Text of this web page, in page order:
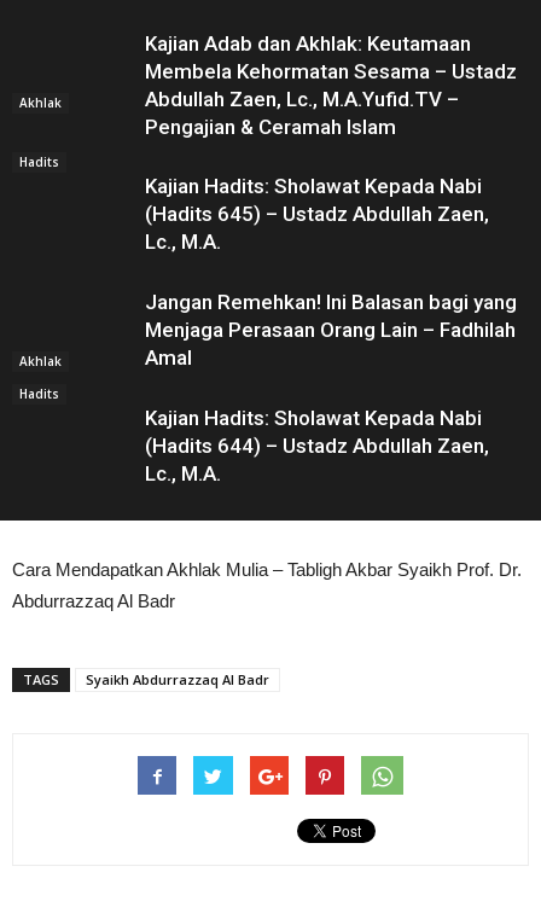
Akhlak
Kajian Adab dan Akhlak: Keutamaan
Membela Kehormatan Sesama – Ustadz
Abdullah Zaen, Lc., M.A.Yufid.TV –
Pengajian & Ceramah Islam
Hadits
Kajian Hadits: Sholawat Kepada Nabi
(Hadits 645) – Ustadz Abdullah Zaen,
Lc., M.A.
Akhlak
Jangan Remehkan! Ini Balasan bagi yang
Menjaga Perasaan Orang Lain – Fadhilah
Amal
Hadits
Kajian Hadits: Sholawat Kepada Nabi
(Hadits 644) – Ustadz Abdullah Zaen,
Lc., M.A.
Cara Mendapatkan Akhlak Mulia – Tabligh Akbar Syaikh Prof. Dr.
Abdurrazzaq Al Badr
TAGS Syaikh Abdurrazzaq Al Badr